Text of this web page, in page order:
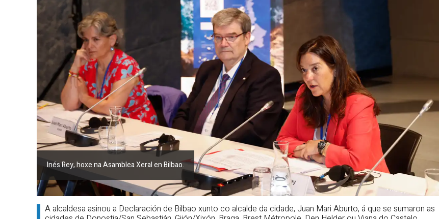
Inés Rey, hoxe na Asamblea Xeral en Bilbao.
A alcaldesa asinou a Declaración de Bilbao xunto co alcalde da cidade, Juan Mari Aburto, á que se sumaron as